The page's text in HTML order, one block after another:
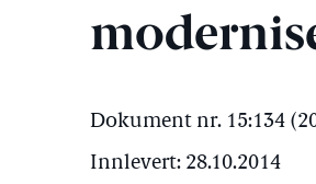
Dokument nr. 15:134
Innlevert: 28.10.2014